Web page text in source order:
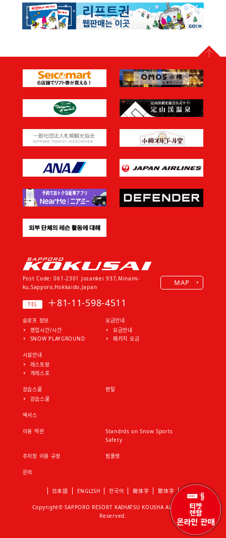
Post Code: 061-2301 Jozankei 937,Minami-
ku,Sapporo,Hokkaido,Japan
MAP
TEL ＋81-11-598-4511
슬로프 정보
영업시간/시간
SNOW PLAYGROUND
요금안내
요금안내
패키지 요금
시설안내
레스토랑
게레스포
강습스쿨
강습스쿨
렌탈
액서스
이용 약관
Standrds on Snow Sports
Safety
주차장 이용 규정 팜플렛
문의
日本語 ENGLISH 한국어 簡体字 繁体字
Copyright© SAPPORO RESORT KAIHATSU KOUSHA ALL Rights
Reserved.